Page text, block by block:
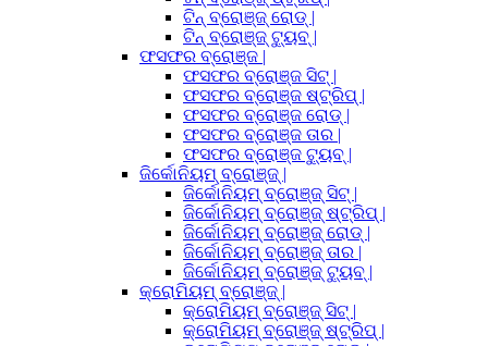
ଟିନ୍ ବ୍ରୋଞ୍ଜ୍ ରୋଡ୍ |
ଟିନ୍ ବ୍ରୋଞ୍ଜ୍ ଟ୍ୟୁବ୍ |
ଫସଫର ବ୍ରୋଞ୍ଜ |
ଫସଫର ବ୍ରୋଞ୍ଜ ସିଟ୍ |
ଫସଫର ବ୍ରୋଞ୍ଜ ଷ୍ଟ୍ରିପ୍ |
ଫସଫର ବ୍ରୋଞ୍ଜ ରୋଡ୍ |
ଫସଫର ବ୍ରୋଞ୍ଜ ତାର |
ଫସଫର ବ୍ରୋଞ୍ଜ ଟ୍ୟୁବ୍ |
ଜିର୍କୋନିୟମ୍ ବ୍ରୋଞ୍ଜ୍ |
ଜିର୍କୋନିୟମ୍ ବ୍ରୋଞ୍ଜ୍ ସିଟ୍ |
ଜିର୍କୋନିୟମ୍ ବ୍ରୋଞ୍ଜ୍ ଷ୍ଟ୍ରିପ୍ |
ଜିର୍କୋନିୟମ୍ ବ୍ରୋଞ୍ଜ୍ ରୋଡ୍ |
ଜିର୍କୋନିୟମ୍ ବ୍ରୋଞ୍ଜ୍ ତାର |
ଜିର୍କୋନିୟମ୍ ବ୍ରୋଞ୍ଜ୍ ଟ୍ୟୁବ୍ |
କ୍ରୋମିୟମ୍ ବ୍ରୋଞ୍ଜ୍ |
କ୍ରୋମିୟମ୍ ବ୍ରୋଞ୍ଜ୍ ସିଟ୍ |
କ୍ରୋମିୟମ୍ ବ୍ରୋଞ୍ଜ୍ ଷ୍ଟ୍ରିପ୍ |